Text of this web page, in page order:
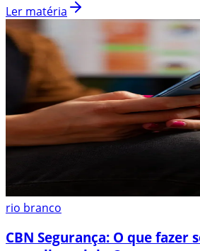
Ler matéria
rio branco
CBN Segurança: O que fazer